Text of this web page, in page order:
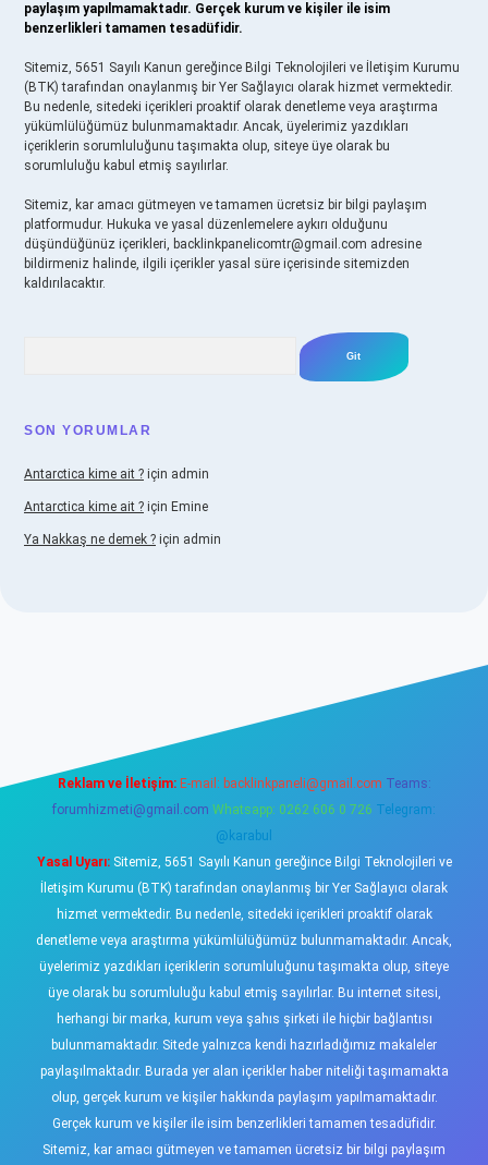
paylaşım yapılmamaktadır. Gerçek kurum ve kişiler ile isim
benzerlikleri tamamen tesadüfidir.
Sitemiz, 5651 Sayılı Kanun gereğince Bilgi Teknolojileri ve İletişim Kurumu
(BTK) tarafından onaylanmış bir Yer Sağlayıcı olarak hizmet vermektedir.
Bu nedenle, sitedeki içerikleri proaktif olarak denetleme veya araştırma
yükümlülüğümüz bulunmamaktadır. Ancak, üyelerimiz yazdıkları
içeriklerin sorumluluğunu taşımakta olup, siteye üye olarak bu
sorumluluğu kabul etmiş sayılırlar.
Sitemiz, kar amacı gütmeyen ve tamamen ücretsiz bir bilgi paylaşım
platformudur. Hukuka ve yasal düzenlemelere aykırı olduğunu
düşündüğünüz içerikleri, backlinkpanelicomtr@gmail.com adresine
bildirmeniz halinde, ilgili içerikler yasal süre içerisinde sitemizden
kaldırılacaktır.
SON YORUMLAR
Antarctica kime ait ? için admin
Antarctica kime ait ? için Emine
Ya Nakkaş ne demek ? için admin
Reklam ve İletişim: E-mail: backlinkpaneli@gmail.com Teams:
forumhizmeti@gmail.com Whatsapp: 0262 606 0 726 Telegram:
@karabul
Yasal Uyarı:Sitemiz, 5651 Sayılı Kanun gereğince Bilgi Teknolojileri ve
İletişim Kurumu (BTK) tarafından onaylanmış bir Yer Sağlayıcı olarak
hizmet vermektedir. Bu nedenle, sitedeki içerikleri proaktif olarak
denetleme veya araştırma yükümlülüğümüz bulunmamaktadır. Ancak,
üyelerimiz yazdıkları içeriklerin sorumluluğunu taşımakta olup, siteye
üye olarak bu sorumluluğu kabul etmiş sayılırlar. Bu internet sitesi,
herhangi bir marka, kurum veya şahıs şirketi ile hiçbir bağlantısı
bulunmamaktadır. Sitede yalnızca kendi hazırladığımız makaleler
paylaşılmaktadır. Burada yer alan içerikler haber niteliği taşımamakta
olup, gerçek kurum ve kişiler hakkında paylaşım yapılmamaktadır.
Gerçek kurum ve kişiler ile isim benzerlikleri tamamen tesadüfidir.
Sitemiz, kar amacı gütmeyen ve tamamen ücretsiz bir bilgi paylaşım